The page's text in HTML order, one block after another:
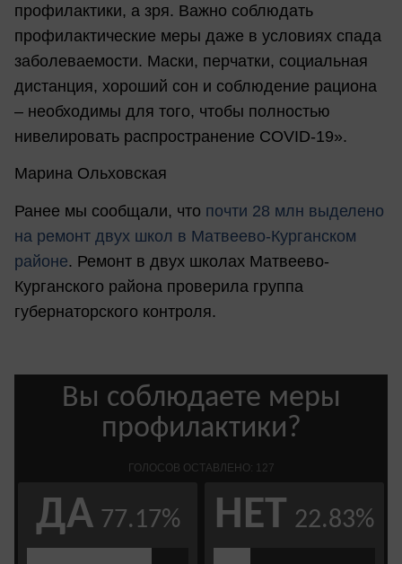
профилактики, а зря. Важно соблюдать
профилактические меры даже в условиях спада
заболеваемости. Маски, перчатки, социальная
дистанция, хороший сон и соблюдение рациона
– необходимы для того, чтобы полностью
нивелировать распространение COVID-19».
Марина Ольховская
Ранее мы сообщали, что почти 28 млн выделено
на ремонт двух школ в Матвеево-Курганском
районе. Ремонт в двух школах Матвеево-
Курганского района проверила группа
губернаторского контроля.